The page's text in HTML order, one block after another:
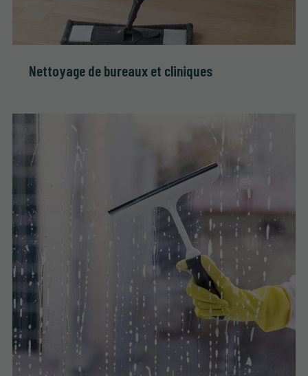
Nettoyage de bureaux et cliniques